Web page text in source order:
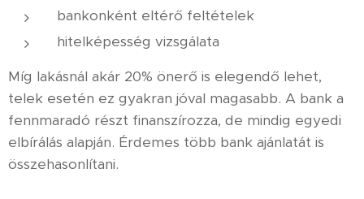
bankonként eltérő feltételek
hitelképesség vizsgálata
Míg lakásnál akár 20% önerő is elegendő lehet,
telek esetén ez gyakran jóval magasabb. A bank a
fennmaradó részt finanszírozza, de mindig egyedi
elbírálás alapján. Érdemes több bank ajánlatát is
összehasonlítani.